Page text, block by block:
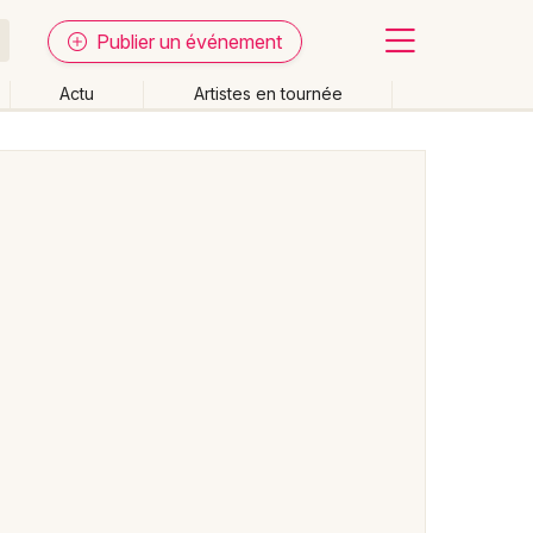
Publier un événement
Actu Artistes en tournée